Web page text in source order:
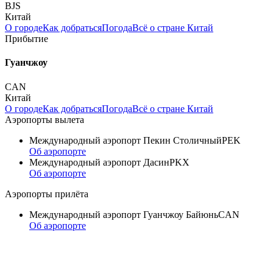
BJS
Китай
О городеКак добратьсяПогодаВсё о стране Китай
Прибытие
Гуанчжоу
CAN
Китай
О городеКак добратьсяПогодаВсё о стране Китай
Аэропорты вылета
Международный аэропорт Пекин СтоличныйPEK
Об аэропорте
Международный аэропорт ДасинPKX
Об аэропорте
Аэропорты прилёта
Международный аэропорт Гуанчжоу БайюньCAN
Об аэропорте